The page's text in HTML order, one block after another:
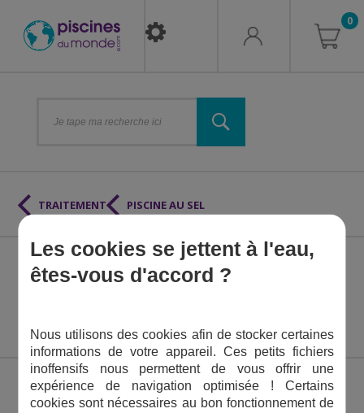
0
PIÈCES DÉTACHÉES
BSSALT 15 G/H - 50 M3
PIÈCE D'ORIGINE
TRAITEMENT PISCINE AU SEL
Les cookies se jettent à l'eau,
êtes-vous d'accord ?
Nous utilisons des cookies afin de stocker certaines
informations de votre appareil. Ces petits fichiers
inoffensifs nous permettent de vous offrir une
expérience de navigation optimisée ! Certains
cookies sont nécessaires au bon fonctionnement de